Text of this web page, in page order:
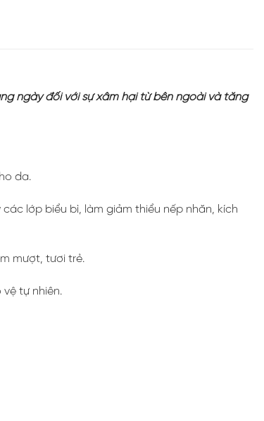
ngày đối với sự xâm hại từ bên ngoài và tăng
da.
lớp biểu bì, làm giảm thiểu nếp nhăn, kích
mượt, tươi trẻ.
tự nhiên.